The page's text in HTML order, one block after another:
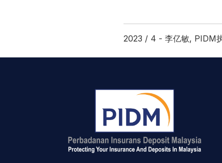
2023 / 4 - 李亿敏, PIDM